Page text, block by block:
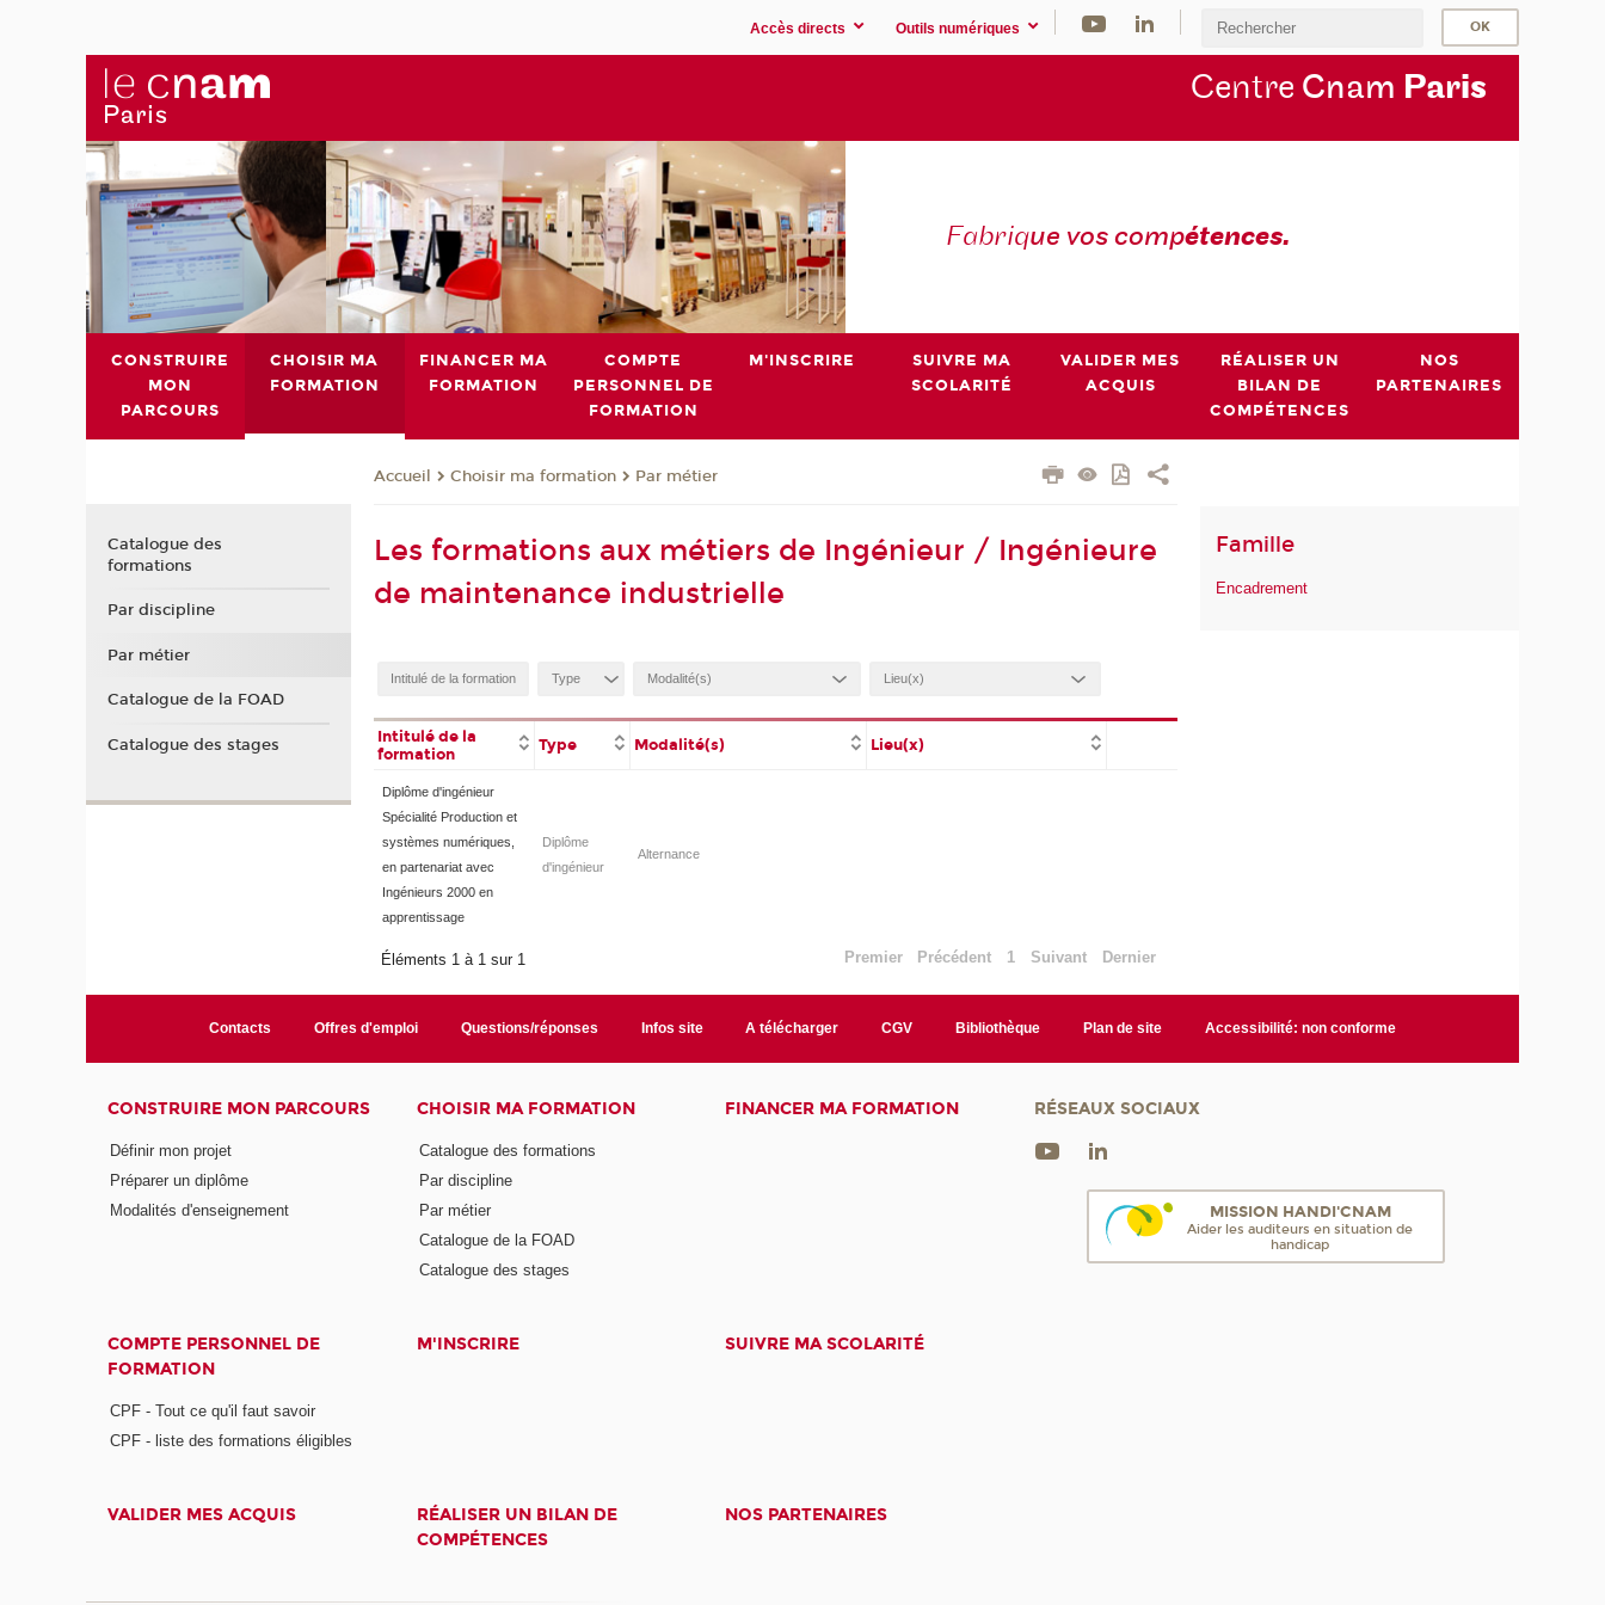
Accès directs Outils numériques
Centre Cnam Paris
Fabrique vos compétences.
CONSTRUIRE
MON
PARCOURS
CHOISIR MA
FORMATION
FINANCER MA
FORMATION
COMPTE
PERSONNEL DE
FORMATION
M'INSCRIRE
SUIVRE MA
SCOLARITÉ
VALIDER MES
ACQUIS
RÉALISER UN
BILAN DE
COMPÉTENCES
NOS
PARTENAIRES
Accueil Choisir ma formation Par métier
Les formations aux métiers de Ingénieur / Ingénieure
de maintenance industrielle
Intitulé de la
formation
Type Modalité(s) Lieu(x)
Diplôme d'ingénieur
Spécialité Production et
systèmes numériques,
en partenariat avec
Ingénieurs 2000 en
apprentissage
Diplôme
d'ingénieur
Alternance
Éléments 1 à 1 sur 1 Premier Précédent 1 Suivant Dernier
Famille
Encadrement
Catalogue des
formations
Par discipline
Par métier
Catalogue de la FOAD
Catalogue des stages
Contacts Offres d'emploi Questions/réponses Infos site A télécharger CGV Bibliothèque Plan de site Accessibilité: non conforme
CONSTRUIRE MON PARCOURS
Définir mon projet
Préparer un diplôme
Modalités d'enseignement
CHOISIR MA FORMATION
Catalogue des formations
Par discipline
Par métier
Catalogue de la FOAD
Catalogue des stages
FINANCER MA FORMATION
COMPTE PERSONNEL DE
FORMATION
CPF - Tout ce qu'il faut savoir
CPF - liste des formations éligibles
M'INSCRIRE SUIVRE MA SCOLARITÉ
VALIDER MES ACQUIS
RÉALISER UN BILAN DE
COMPÉTENCES
NOS PARTENAIRES
RÉSEAUX SOCIAUX
MISSION HANDI'CNAM
Aider les auditeurs en situation de
handicap